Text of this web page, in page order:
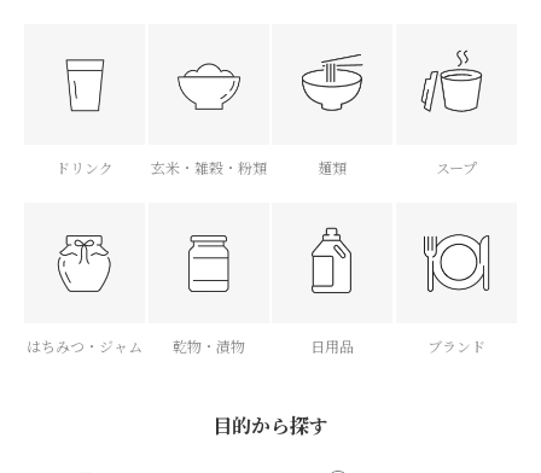
ドリンク 玄米・雑穀・粉類 麺類 スープ
はちみつ・ジャム 乾物・漬物 日用品 ブランド
目的から探す